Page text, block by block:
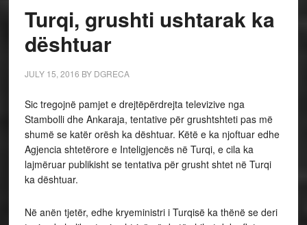
Turqi, grushti ushtarak ka
dështuar
JULY 15, 2016 BY DGRECA
Sic tregojnë pamjet e drejtëpërdrejta televizive nga
Stambolli dhe Ankaraja, tentative për grushtshteti pas më
shumë se katër orësh ka dështuar. Këtë e ka njoftuar edhe
Agjencia shtetërore e Inteligjencës në Turqi, e cila ka
lajmëruar publikisht se tentativa për grusht shtet në Turqi
ka dështuar.
Në anën tjetër, edhe kryeministri i Turqisë ka thënë se deri